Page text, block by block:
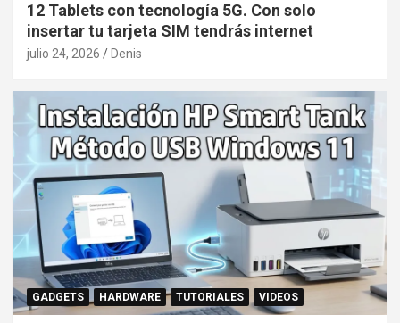
12 Tablets con tecnología 5G. Con solo
insertar tu tarjeta SIM tendrás internet
julio 24, 2026 Denis
GADGETS HARDWARE TUTORIALES VIDEOS